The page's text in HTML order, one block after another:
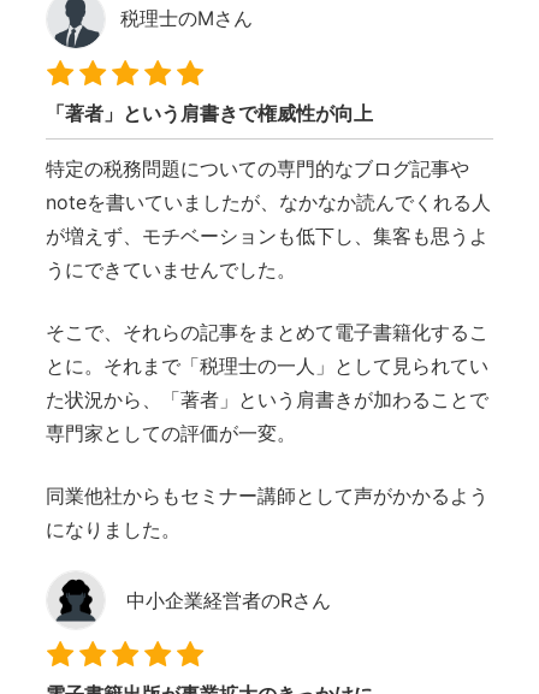
税理士のMさん
「著者」という肩書きで権威性が向上
特定の税務問題についての専門的なブログ記事や
noteを書いていましたが、なかなか読んでくれる人
が増えず、モチベーションも低下し、集客も思うよ
うにできていませんでした。
そこで、それらの記事をまとめて電子書籍化するこ
とに。それまで「税理士の一人」として見られてい
た状況から、「著者」という肩書きが加わることで
専門家としての評価が一変。
同業他社からもセミナー講師として声がかかるよう
になりました。
中小企業経営者のRさん